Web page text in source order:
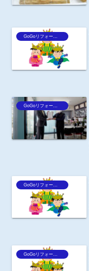
GoGoリフォーム王Blog
GoGoリフォーム王Blog